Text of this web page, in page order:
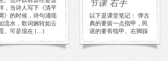
，当诗人写下《清平
》的时候，诗句涌现
流水，歌词婉转如云
。可是现在 […]
节课 右手
以下是课堂笔记： 弹古
典的要留一点指甲，民
谣的要剪指甲。右脚踩
左腿上琴和腿相交的